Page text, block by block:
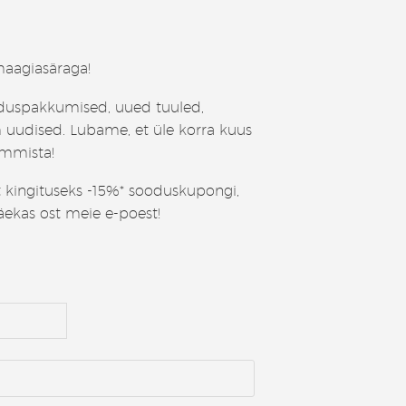
uued tuuled,
Lubame, et üle korra kuus
-15%* sooduskupongi,
ost meie e-poest!